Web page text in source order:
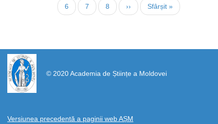
Page
6 Page
7 Page
8
Pagina
următoare
››
Ultima
pagină
Sfârșit »
© 2020 Academia de Științe a Moldovei
Versiunea precedentă a paginii web AȘM
https://propletenie.ru/